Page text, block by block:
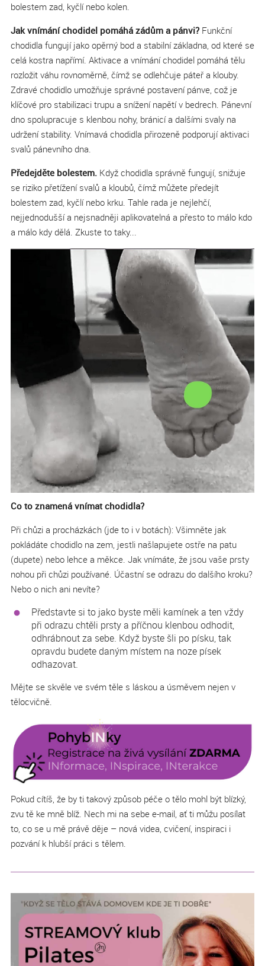
bolestem zad, kyčlí nebo kolen.
Jak vnímání chodidel pomáhá zádům a pánvi?Funkční
chodidla fungují jako opěrný bod a stabilní základna, od které se
celá kostra napřímí. Aktivace a vnímání chodidel pomáhá tělu
rozložit váhu rovnoměrně, čímž se odlehčuje páteř a klouby.
Zdravé chodidlo umožňuje správné postavení pánve, což je
klíčové pro stabilizaci trupu a snížení napětí v bedrech. Pánevní
dno spolupracuje s klenbou nohy, bránicí a dalšími svaly na
udržení stability. Vnímavá chodidla přirozeně podporují aktivaci
svalů pánevního dna.
Předejděte bolestem. Když chodidla správně fungují, snižuje
se riziko přetížení svalů a kloubů, čímž můžete předejít
bolestem zad, kyčlí nebo krku. Tahle rada je nejlehčí,
nejjednodušší a nejsnadněji aplikovatelná a přesto to málo kdo
a málo kdy dělá. Zkuste to taky...
Co to znamená vnímat chodidla?
Při chůzi a procházkách (jde to i v botách): Všimněte jak
pokládáte chodidlo na zem, jestli našlapujete ostře na patu
(dupete) nebo lehce a měkce. Jak vnímáte, že jsou vaše prsty
nohou při chůzi používané. Účastní se odrazu do dalšího kroku?
Nebo o nich ani nevíte?
Představte si to jako byste měli kamínek a ten vždy
při odrazu chtěli prsty a příčnou klenbou odhodit,
odhrábnout za sebe. Když byste šli po písku, tak
opravdu budete daným místem na noze písek
odhazovat.
Mějte se skvěle ve svém těle s láskou a úsměvem nejen v
tělocvičně.
Pokud cítíš, že by ti takový způsob péče o tělo mohl být blízký,
zvu tě ke mně blíž. Nech mi na sebe e-mail, ať ti můžu posílat
to, co se u mě právě děje – nová videa, cvičení, inspiraci i
pozvání k hlubší práci s tělem.